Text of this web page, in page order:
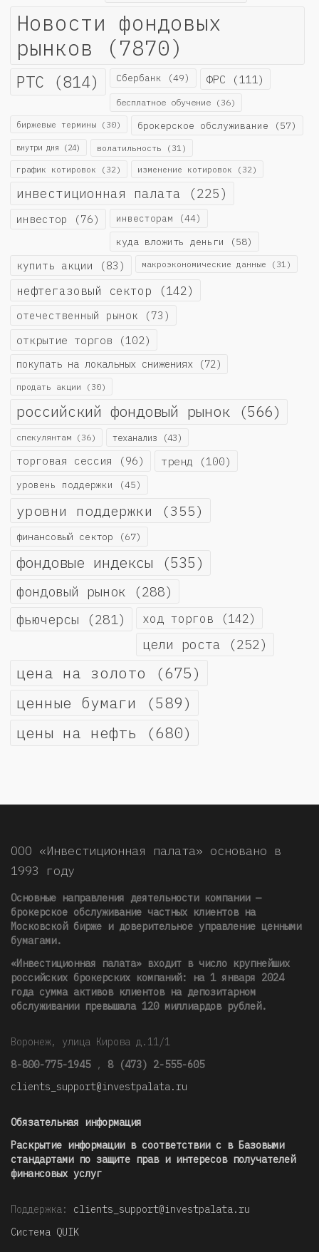
Новости фондовых
рынков (7870)
РТС (814) Сбербанк (49) ФРС (111)
бесплатное обучение (36)
биржевые термины (30) брокерское обслуживание (57)
внутри дня (24) волатильность (31)
график котировок (32) изменение котировок (32)
инвестиционная палата (225)
инвестор (76) инвесторам (44)
куда вложить деньги (58)
купить акции (83) макроэкономические данные (31)
нефтегазовый сектор (142)
отечественный рынок (73)
открытие торгов (102)
покупать на локальных снижениях (72)
продать акции (30)
российский фондовый рынок (566)
спекулянтам (36) теханализ (43)
торговая сессия (96) тренд (100)
уровень поддержки (45)
уровни поддержки (355)
финансовый сектор (67)
фондовые индексы (535)
фондовый рынок (288)
фьючерсы (281) ход торгов (142)
цели роста (252)
цена на золото (675)
ценные бумаги (589)
цены на нефть (680)
ООО «Инвестиционная палата» основано в
1993 году
Основные направления деятельности компании —
брокерское обслуживание частных клиентов на
Московской бирже и доверительное управление ценными
бумагами.
«Инвестиционная палата» входит в число крупнейших
российских брокерских компаний: на 1 января 2024
года сумма активов клиентов на депозитарном
обслуживании превышала 120 миллиардов рублей.
Воронеж, улица Кирова д.11/1
8-800-775-1945 , 8 (473) 2-555-605
clients_support@investpalata.ru
Обязательная информация
Раскрытие информации в соответствии с в Базовыми
стандартами по защите прав и интересов получателей
финансовых услуг
Поддержка: clients_support@investpalata.ru
Система QUIK